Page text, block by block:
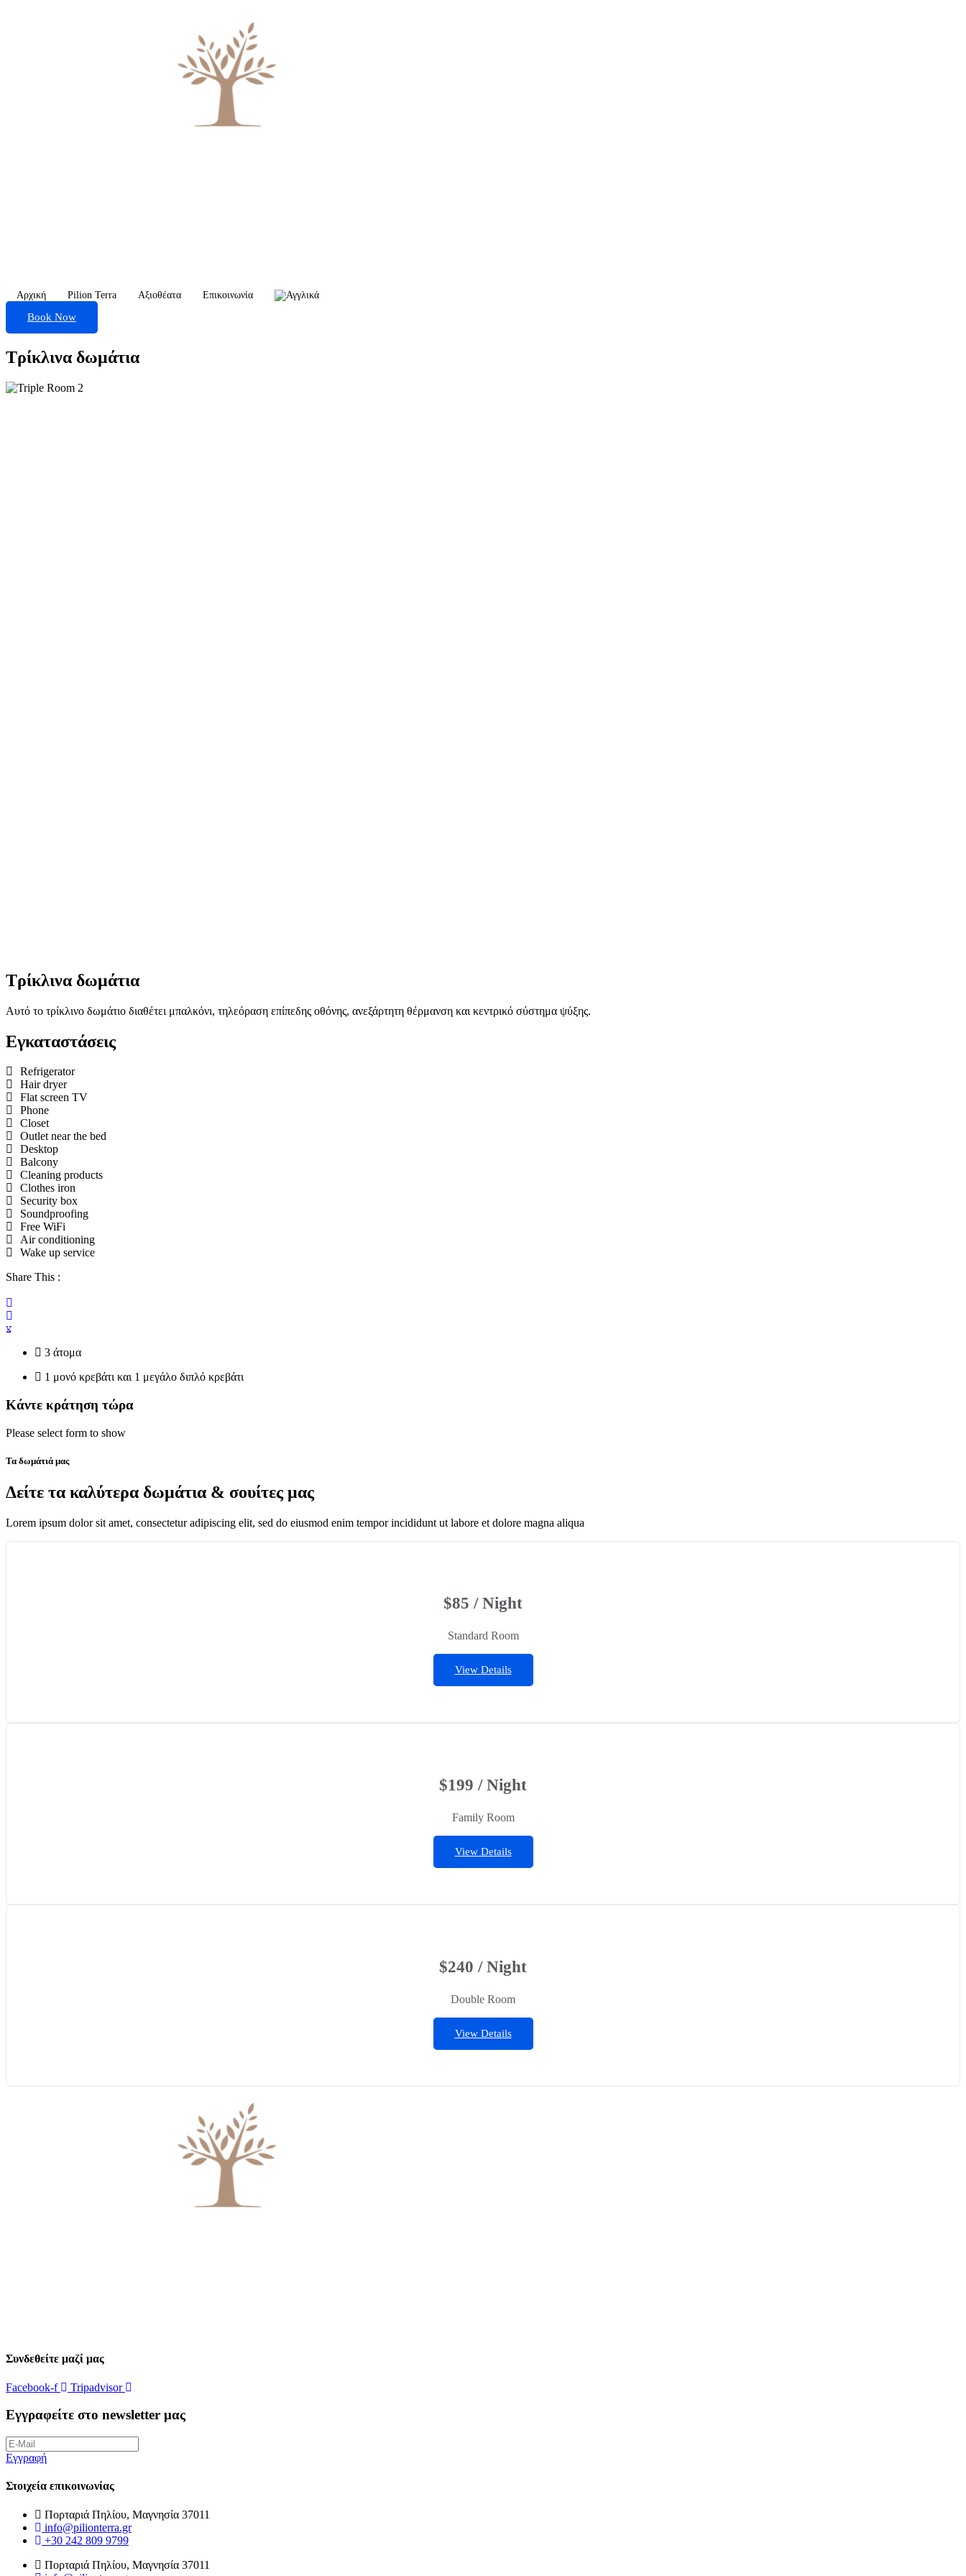
Αρχική Pilion Terra Αξιοθέατα Επικοινωνία
Book Now
Τρίκλινα δωμάτια
Τρίκλινα δωμάτια
Αυτό το τρίκλινο δωμάτιο διαθέτει μπαλκόνι, τηλεόραση επίπεδης οθόνης, ανεξάρτητη θέρμανση και κεντρικό σύστημα ψύξης.
Εγκαταστάσεις
Refrigerator
Hair dryer
Flat screen TV
Phone
Closet
Outlet near the bed
Desktop
Balcony
Cleaning products
Clothes iron
Security box
Soundproofing
Free WiFi
Air conditioning
Wake up service
Share This :
3 άτομα
1 μονό κρεβάτι και 1 μεγάλο διπλό κρεβάτι
Κάντε κράτηση τώρα
Please select form to show
Τα δωμάτιά μας
Δείτε τα καλύτερα δωμάτια & σουίτες μας
Lorem ipsum dolor sit amet, consectetur adipiscing elit, sed do eiusmod enim tempor incididunt ut labore et dolore magna aliqua
$85 / Night
Standard Room
View Details
$199 / Night
Family Room
View Details
$240 / Night
Double Room
View Details
Συνδεθείτε μαζί μας
Facebook-f Tripadvisor
Εγγραφείτε στο newsletter μας
Εγγραφή
Στοιχεία επικοινωνίας
Πορταριά Πηλίου, Μαγνησία 37011
info@pilionterra.gr
+30 242 809 9799
Πορταριά Πηλίου, Μαγνησία 37011